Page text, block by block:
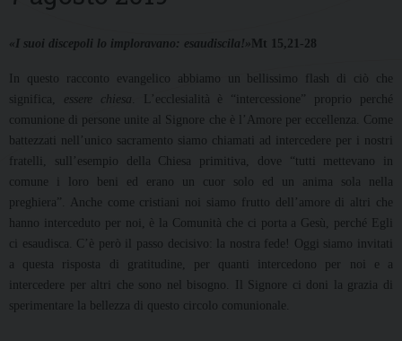
«I suoi discepoli lo imploravano: esaudiscila!» Mt 15,21-28
In questo racconto evangelico abbiamo un bellissimo flash di ciò che
significa, essere chiesa . L’ecclesialità è “intercessione” proprio perché
comunione di persone unite al Signore che è l’Amore per eccellenza. Come
battezzati nell’unico sacramento siamo chiamati ad intercedere per i nostri
fratelli, sull’esempio della Chiesa primitiva, dove “tutti mettevano in
comune i loro beni ed erano un cuor solo ed un anima sola nella
preghiera”. Anche come cristiani noi siamo frutto dell’amore di altri che
hanno interceduto per noi, è la Comunità che ci porta a Gesù, perché Egli
ci esaudisca. C’è però il passo decisivo: la nostra fede! Oggi siamo invitati
a questa risposta di gratitudine, per quanti intercedono per noi e a
intercedere per altri che sono nel bisogno. Il Signore ci doni la grazia di
sperimentare la bellezza di questo circolo comunionale.